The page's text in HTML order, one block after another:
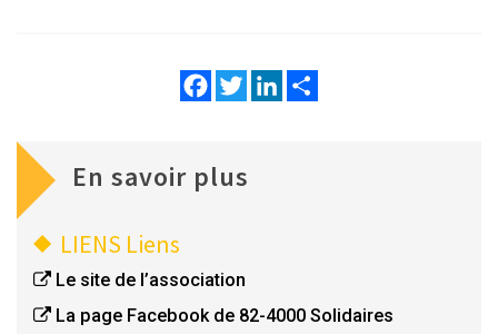
FacebookTwitterLinkedIn
En savoir plus
LIENS Liens
Le site de l’association
La page Facebook de 82-4000 Solidaires